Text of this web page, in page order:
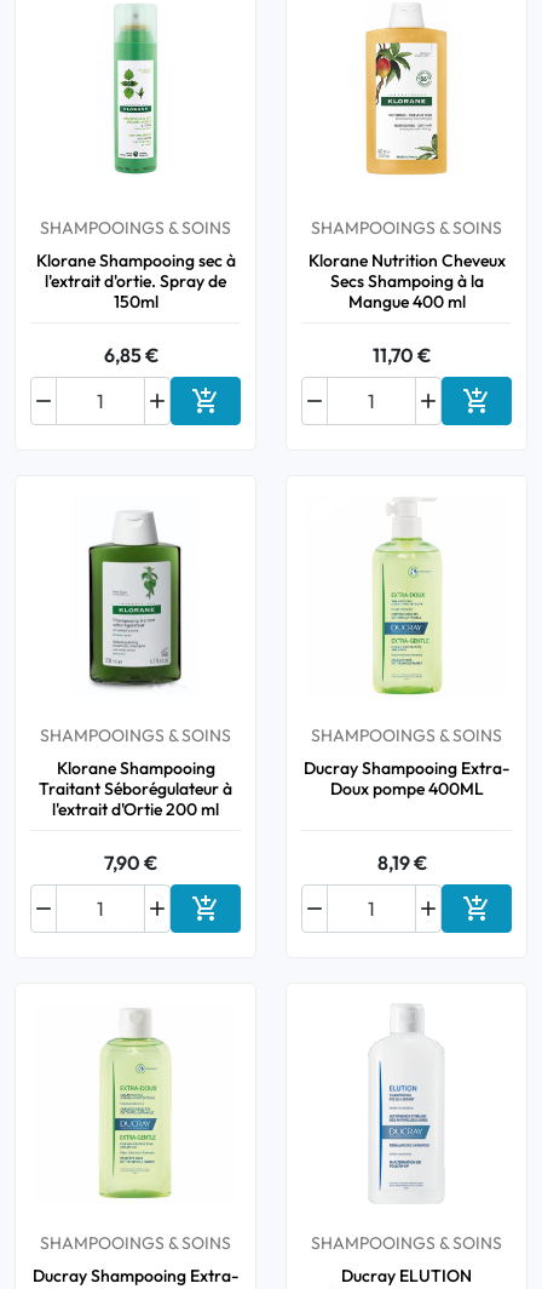
SHAMPOOINGS & SOINS
Klorane Shampooing sec à
l'extrait d'ortie. Spray de
150ml
6,85 €

 Ajouter au panier
SHAMPOOINGS & SOINS
Klorane Nutrition Cheveux
Secs Shampoing à la
Mangue 400 ml
11,70 €

 
SHAMPOOINGS & SOINS
Klorane Shampooing
Traitant Séborégulateur à
l'extrait d'Ortie 200 ml
7,90 €

 Ajouter au panier
SHAMPOOINGS & SOINS
Ducray Shampooing Extra-
Doux pompe 400ML
8,19 €

 
SHAMPOOINGS & SOINS
Ducray Shampooing Extra-
SHAMPOOINGS & SOINS
Ducray ELUTION